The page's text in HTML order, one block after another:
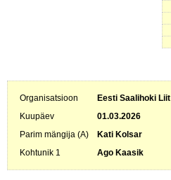
Organisatsioon Eesti Saalihoki Liit
Kuupäev
01.03.2026
Parim mängija (A)
Kati Kolsar
Kohtunik 1
Ago Kaasik